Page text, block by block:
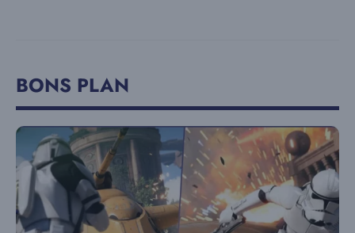
BONS PLAN